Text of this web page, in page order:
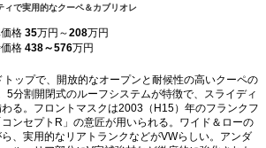
ィで実用的なクーペ＆カブリオレ
格 35万円～208万円
格 438～576万円
ップで、開放的なオープンと耐候性の高いクーペの
5分割開閉式のルーフシステムが特徴で、スライディ
る。フロントマスクは2003（H15）年のフランクフ
ンセプトR」の意匠が用いられる。ワイド＆ローの
、実用的なリアトランクなどがVWらしい。アンダ